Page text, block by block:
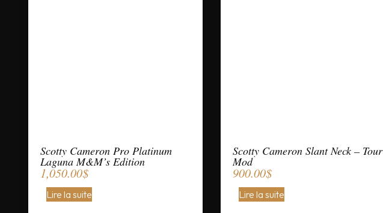
Scotty Cameron Pro Platinum
Laguna M&M’s Edition
1,050.00$
Lire la suite
Scotty Cameron Slant Neck – Tour
Mod
900.00$
Lire la suite